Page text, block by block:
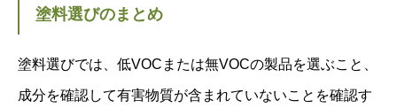
塗料選びのまとめ
塗料選びでは、低VOCまたは無VOCの製品を選ぶこと、
成分を確認して有害物質が含まれていないことを確認す